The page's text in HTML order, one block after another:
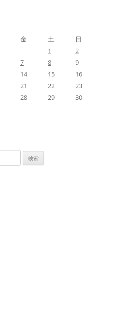
金 土
日
1
2
7 8
9
14 15
16
21 22
23
28 29
30